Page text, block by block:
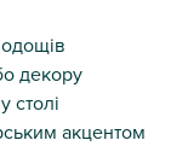
декору
столі
акцентом